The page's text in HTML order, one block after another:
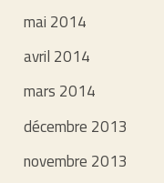
mai 2014
avril 2014
mars 2014
décembre 2013
novembre 2013